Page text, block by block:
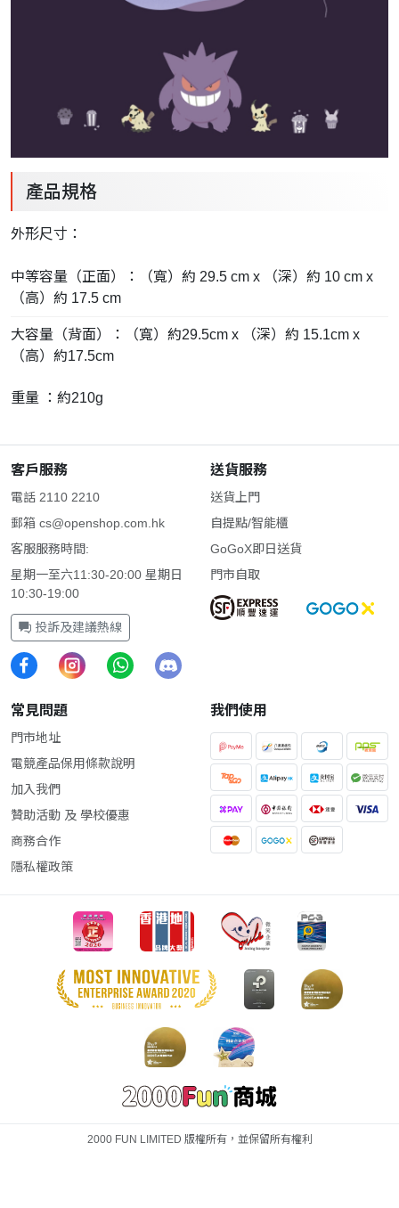
產品規格
外形尺寸：
中等容量（正面）：（寬）約 29.5 cm x （深）約 10 cm x
（高）約 17.5 cm
大容量（背面）：（寬）約29.5cm x （深）約 15.1cm x
（高）約17.5cm
重量 ：約210g
客戶服務
電話 2110 2210
郵箱 cs@openshop.com.hk
客服服務時間:
星期一至六11:30-20:00 星期日
10:30-19:00
投訴及建議熱線
送貨服務
送貨上門
自提點/智能櫃
GoGoX即日送貨
門市自取
常見問題
門市地址
電競產品保用條款說明
加入我們
贊助活動 及 學校優惠
商務合作
隱私權政策
我們使用
2000 FUN LIMITED 版權所有，並保留所有權利